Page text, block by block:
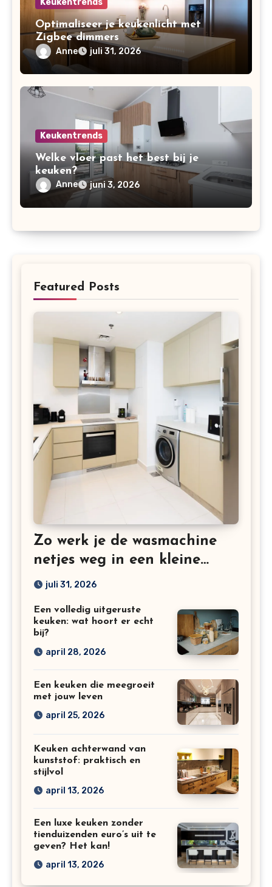
Keukentrends
Optimaliseer je keukenlicht met
Zigbee dimmers
Anne juli 31, 2026
Keukentrends
Welke vloer past het best bij je
keuken?
Anne juni 3, 2026
Featured Posts
Zo werk je de wasmachine
netjes weg in een kleine
keuken
juli 31, 2026
Een volledig uitgeruste
keuken: wat hoort er echt
bij?
april 28, 2026
Een keuken die meegroeit
met jouw leven
april 25, 2026
Keuken achterwand van
kunststof: praktisch en
stijlvol
april 13, 2026
Een luxe keuken zonder
tienduizenden euro’s uit te
geven? Het kan!
april 13, 2026